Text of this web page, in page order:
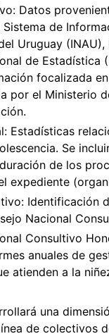
Datos
de
Uruguay
de Estadística
focalizada
por el Ministerio
Estadísticas
Se
de los
expediente
Identificación
Nacional
Consultivo
anuales de
atienden a la
una
de colectivos